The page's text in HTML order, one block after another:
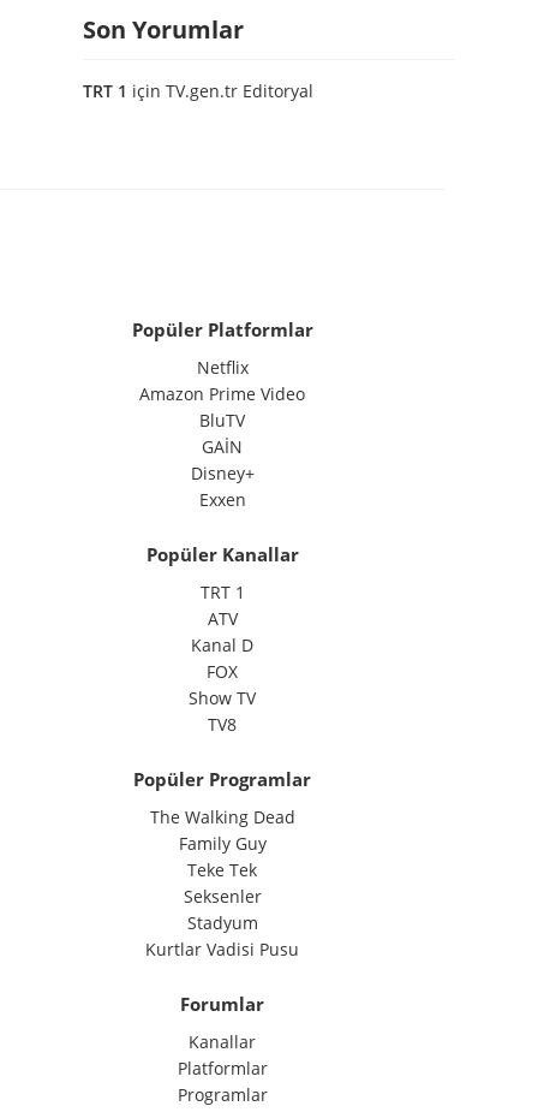
Son Yorumlar
TRT 1 için TV.gen.tr Editoryal
Popüler Platformlar
Netflix
Amazon Prime Video
BluTV
GAİN
Disney+
Exxen
Popüler Kanallar
TRT 1
ATV
Kanal D
FOX
Show TV
TV8
Popüler Programlar
The Walking Dead
Family Guy
Teke Tek
Seksenler
Stadyum
Kurtlar Vadisi Pusu
Forumlar
Kanallar
Platformlar
Programlar